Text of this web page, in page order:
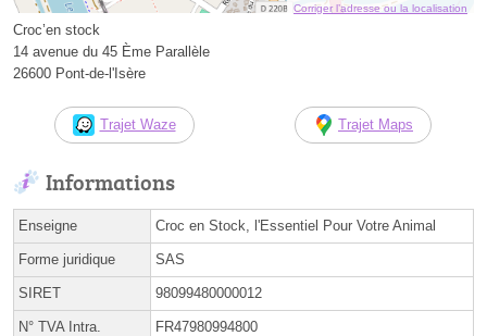
Corriger l’adresse ou la localisation
Croc’en stock
14 avenue du 45 Ème Parallèle
26600 Pont-de-l'Isère
Trajet Waze Trajet Maps
Informations
Enseigne Croc en Stock, l'Essentiel Pour Votre Animal
Forme juridique SAS
SIRET 98099480000012
N° TVA Intra. FR47980994800